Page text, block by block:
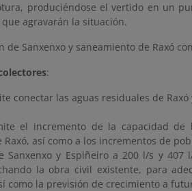
produciéndose el vertido en un
agravarán la situación.
Sanxenxo y saneamiento de Raxó
:
conectar las aguas residuales de
el incremento de la capacidad de
así como a los incrementos de
y Espiñeiro a 200 l/s y 407
la obra civil existente, para
como la previsión de crecimiento a